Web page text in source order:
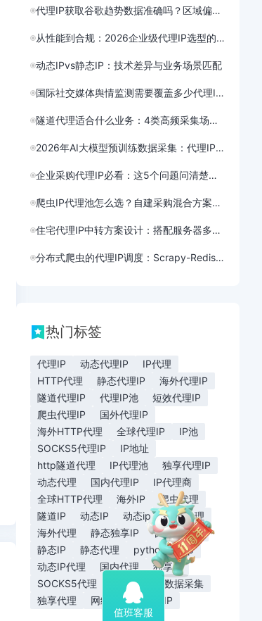
代理IP获取谷歌趋势数据准确吗？区域偏差解析
从性能到合规：2026企业级代理IP选型的5个技术维度
动态IPvs静态IP：技术差异与业务场景匹配
国际社交媒体舆情监测需要覆盖多少代理IP节点？方案设计
隧道代理适合什么业务：4类高频采集场景的适配
2026年AI大模型预训练数据采集：代理IP需求结构性分析与选型
企业采购代理IP必看：这5个问题问清楚再下单
爬虫IP代理池怎么选？自建采购混合方案成本对比
住宅代理IP中转方案设计：搭配服务器多设备共享连接
分布式爬虫的代理IP调度：Scrapy-Redis集群实战
热门标签
代理IP 动态代理IP
IP代理
HTTP代理
静态代理IP
海外代理IP
隧道代理IP
代理IP池
短效代理IP
爬虫代理IP
国外代理IP
海外HTTP代理
全球代理IP
IP池
SOCKS5代理IP
IP地址
http隧道代理
IP代理池
独享代理IP
动态代理
国内代理IP
IP代理商
全球HTTP代理
海外IP
爬虫代理
隧道IP
动态IP 动态ip
隧道代理
海外代理
静态独享IP
长效代理IP
静态IP
静态代理
python代理ip
动态IP代理
国内代理
独享IP
SOCKS5代理
代理设置
数据采集
独享代理
网络协议 长效IP